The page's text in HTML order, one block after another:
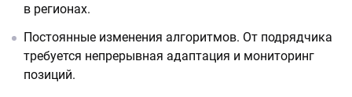
в регионах.
Постоянные изменения алгоритмов. От подрядчика
требуется непрерывная адаптация и мониторинг
позиций.